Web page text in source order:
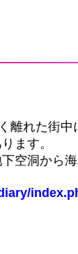
離れた街
ます。
空洞から